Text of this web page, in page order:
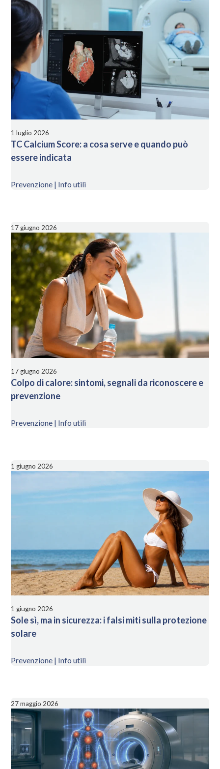
1 luglio 2026
TC Calcium Score: a cosa serve e quando può
essere indicata
Prevenzione | Info utili
17 giugno 2026
17 giugno 2026
Colpo di calore: sintomi, segnali da riconoscere e
prevenzione
Prevenzione | Info utili
1 giugno 2026
1 giugno 2026
Sole sì, ma in sicurezza: i falsi miti sulla protezione
solare
Prevenzione | Info utili
27 maggio 2026